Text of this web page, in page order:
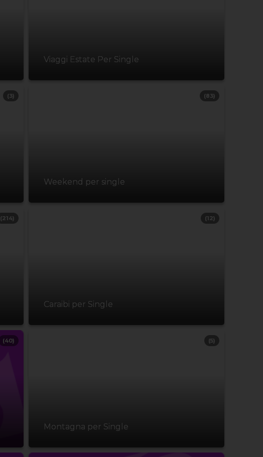
Viaggi Estate Per Single
(3)
Weekend per single
(83)
(214)
Caraibi per Single
(12)
(40)
Montagna per Single
(5)